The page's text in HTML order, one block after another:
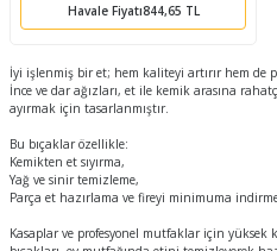
Havale Fiyatı844,65 TL
İyi işlenmiş bir et; hem kaliteyi artırır hem de
İnce ve dar ağızları, et ile kemik arasına
ayırmak için tasarlanmıştır.
Bu bıçaklar özellikle:
Kemikten et sıyırma,
Yağ ve sinir temizleme,
Parça et hazırlama ve fireyi minimuma
Kasaplar ve profesyonel mutfaklar için yüksek